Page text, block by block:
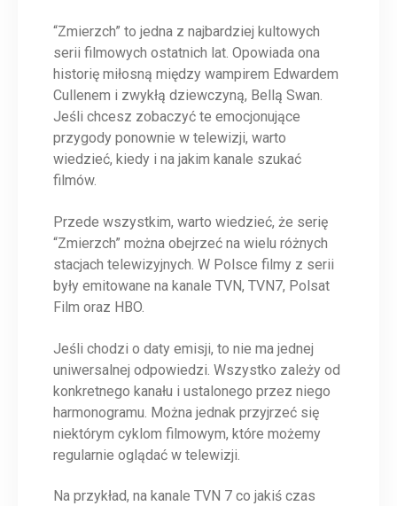
“Zmierzch” to jedna z najbardziej kultowych
serii filmowych ostatnich lat. Opowiada ona
historię miłosną między wampirem Edwardem
Cullenem i zwykłą dziewczyną, Bellą Swan.
Jeśli chcesz zobaczyć te emocjonujące
przygody ponownie w telewizji, warto
wiedzieć, kiedy i na jakim kanale szukać
filmów.
Przede wszystkim, warto wiedzieć, że serię
“Zmierzch” można obejrzeć na wielu różnych
stacjach telewizyjnych. W Polsce filmy z serii
były emitowane na kanale TVN, TVN7, Polsat
Film oraz HBO.
Jeśli chodzi o daty emisji, to nie ma jednej
uniwersalnej odpowiedzi. Wszystko zależy od
konkretnego kanału i ustalonego przez niego
harmonogramu. Można jednak przyjrzeć się
niektórym cyklom filmowym, które możemy
regularnie oglądać w telewizji.
Na przykład, na kanale TVN 7 co jakiś czas